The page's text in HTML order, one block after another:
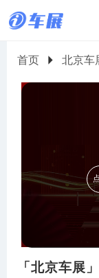
首页 北京车
「北京车展